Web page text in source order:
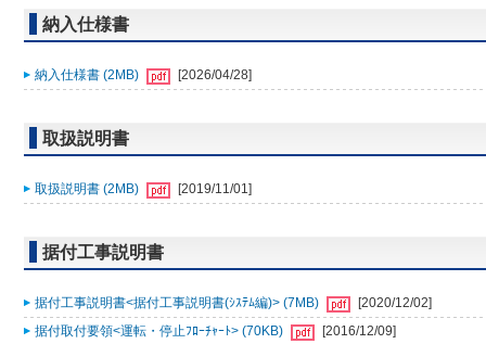
納入仕様書
納入仕様書 (2MB) [2026/04/28]
取扱説明書
取扱説明書 (2MB) [2019/11/01]
据付工事説明書
据付工事説明書<据付工事説明書(ｼｽﾃﾑ編)> (7MB)
[2020/12/02]
据付取付要領<運転・停止ﾌﾛｰﾁｬｰﾄ> (70KB)
[2016/12/09]